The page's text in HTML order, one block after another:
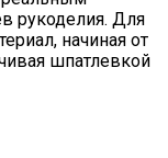
рукоделия. Для
начиная от
шпатлевкой